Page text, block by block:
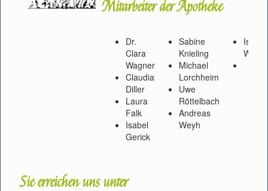
Mitarbeiter der Apotheke
Dr.
Clara
Wagner
Claudia
Diller
Laura
Falk
Isabel
Gerick
Sabine
Knieling
Michael
Lorchheim
Uwe
Röttelbach
Andreas
Weyh
Isabel
Weyh
Sie erreichen uns unter